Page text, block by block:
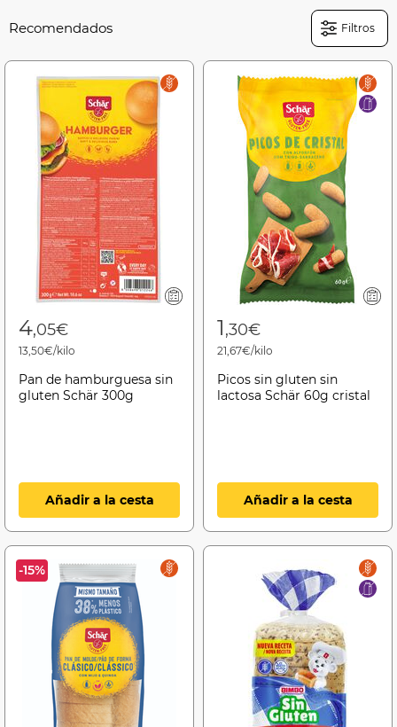
Filtros
4,05€
13,50€/kilo
Pan de hamburguesa sin
gluten Schär 300g
Añadir a la cesta
1,30€
21,67€/kilo
Picos sin gluten sin
lactosa Schär 60g cristal
Añadir a la cesta
-15%